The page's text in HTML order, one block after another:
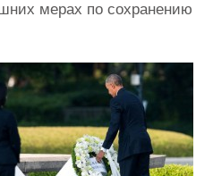
мерах по сохранению